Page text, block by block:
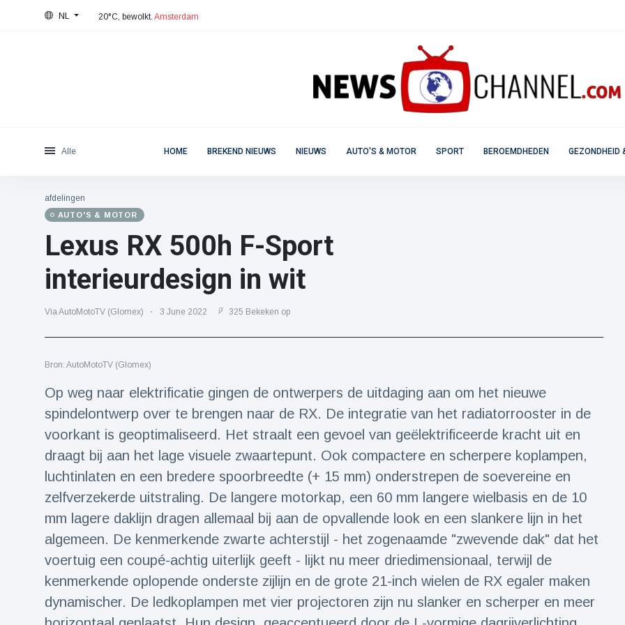
Beroemdheden
(13938)
Auto's & Motor
Gaming
(160)
Levensstijl
(121)
Laatste nieuws
Draakachtig
zeedier
aangespoeld
17 July
43 Bekeken
beelden:
acrobaat toont
spectaculaire
stunts
17 July
30 Bekeken
op
Een van de
grootste
radiotelescopen
ter wereld stort
in
op
NL 20°C, bewolkt. Amsterdam
Alle
afdelingen
HOME BREKEND NIEUWS NIEUWS AUTO'S & MOTOR SPORT BEROEMDHEDEN GEZONDHEID
AUTO'S & MOTOR
Lexus RX 500h F-Sport
interieurdesign in wit
Via AutoMotoTV (Glomex) 3 June 2022 325 Bekeken op
Bron: AutoMotoTV (Glomex)
Op weg naar elektrificatie gingen de ontwerpers de uitdaging aan om het nieuwe
spindelontwerp over te brengen naar de RX. De integratie van het radiatorrooster in de
voorkant is geoptimaliseerd. Het straalt een gevoel van geëlektrificeerde kracht uit en
draagt ​​bij aan het lage visuele zwaartepunt. Ook compactere en scherpere koplampen,
luchtinlaten en een bredere spoorbreedte (+ 15 mm) onderstrepen de soevereine en
zelfverzekerde uitstraling. De langere motorkap, een 60 mm langere wielbasis en de 10
mm lagere daklijn dragen allemaal bij aan de opvallende look en een slankere lijn in het
algemeen. De kenmerkende zwarte achterstijl - het zogenaamde "zwevende dak" dat het
voertuig een coupé-achtig uiterlijk geeft - lijkt nu meer driedimensionaal, terwijl de
kenmerkende oplopende onderste zijlijn en de grote 21-inch wielen de RX egaler maken
dynamischer. De ledkoplampen met vier projectoren zijn nu slanker en scherper en meer